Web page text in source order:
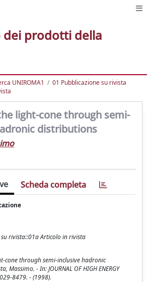
dei prodotti della
UNIROMA1
01 Pubblicazione su rivista
light-cone through semi-
distributions
Scheda completa
rivista::01a Articolo in rivista
cone through semi-inclusive hadronic
Massimo. - In: JOURNAL OF HIGH ENERGY
8479. - (1998).